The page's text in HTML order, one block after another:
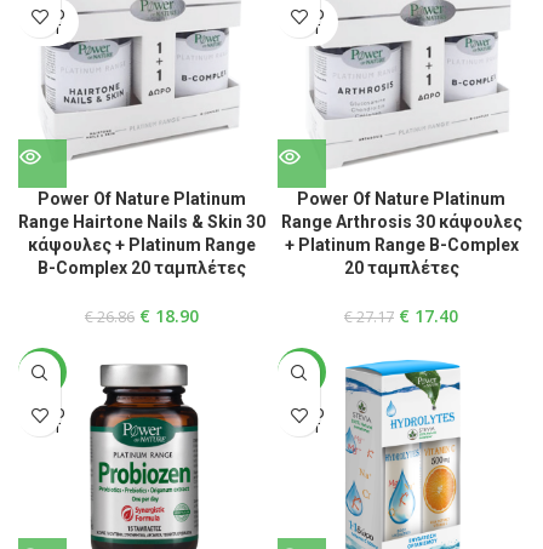
SOLD
OUT
Power Of Nature Platinum
Range Hairtone Nails & Skin 30
κάψουλες + Platinum Range
B-Complex 20 ταμπλέτες
€26.86 € 18.90
SOLD
OUT
Power Of Nature Platinum
Range Arthrosis 30 κάψουλες
+ Platinum Range B-Complex
20 ταμπλέτες
€27.17 € 17.40
-44%
SOLD
OUT
-39%
SOLD
OUT